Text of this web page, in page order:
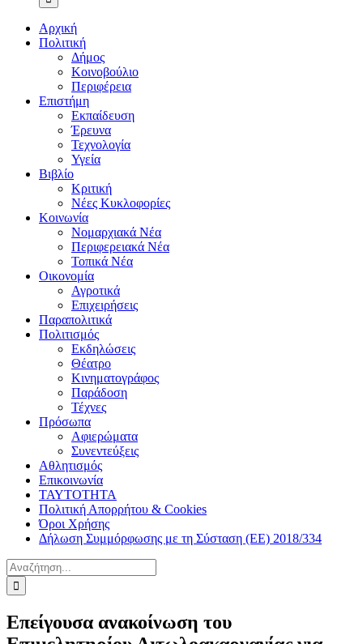
Αρχική
Πολιτική
Δήμος
Κοινοβούλιο
Περιφέρεια
Επιστήμη
Εκπαίδευση
Έρευνα
Τεχνολογία
Υγεία
Βιβλίο
Κριτική
Νέες Κυκλοφορίες
Κοινωνία
Νομαρχιακά Νέα
Περιφερειακά Νέα
Τοπικά Νέα
Οικονομία
Αγροτικά
Επιχειρήσεις
Παραπολιτικά
Πολιτισμός
Εκδηλώσεις
Θέατρο
Κινηματογράφος
Παράδοση
Τέχνες
Πρόσωπα
Αφιερώματα
Συνεντεύξεις
Αθλητισμός
Επικοινωνία
ΤΑΥΤΟΤΗΤΑ
Πολιτική Απορρήτου & Cookies
Όροι Χρήσης
Δήλωση Συμμόρφωσης με τη Σύσταση (ΕΕ) 2018/334
Αναζήτηση
για:
Επείγουσα ανακοίνωση του